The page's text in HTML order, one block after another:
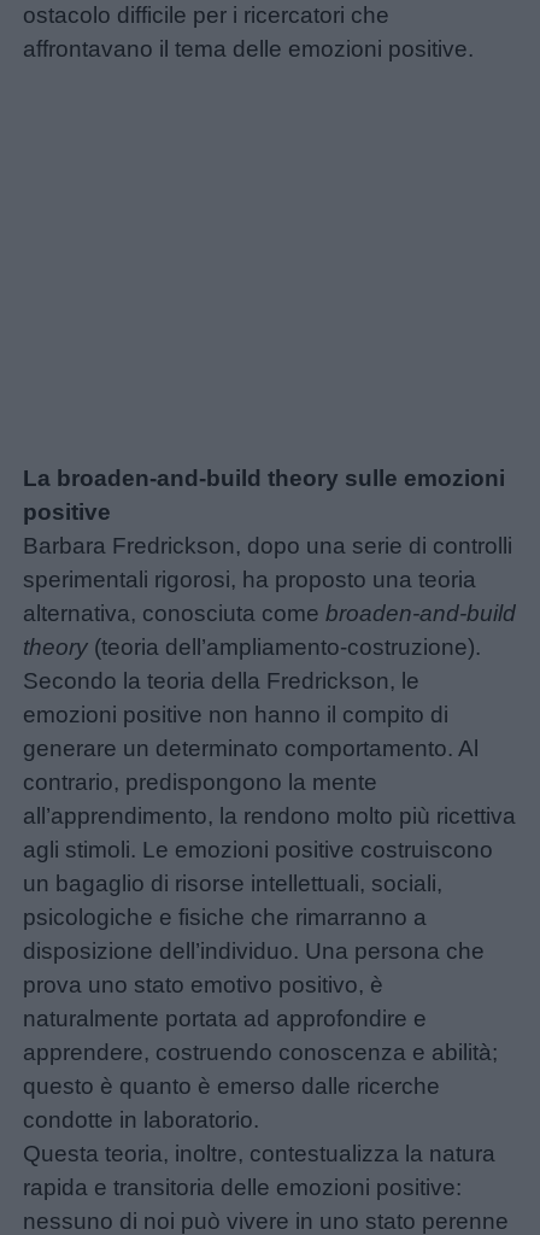
Menu
Schede
didattiche
Disegni
da
colorare
Storie
per
bambini
Feste
e
giornate
ostacolo difficile per i ricercatori che
affrontavano il tema delle emozioni positive.
La broaden-and-build theory sulle emozioni
positive
Barbara Fredrickson, dopo una serie di controlli
sperimentali rigorosi, ha proposto una teoria
alternativa, conosciuta comebroaden-and-build
theory (teoria dell’ampliamento-costruzione).
Secondo la teoria della Fredrickson, le
emozioni positive non hanno il compito di
generare un determinato comportamento. Al
contrario, predispongono la mente
all’apprendimento, la rendono molto più ricettiva
agli stimoli. Le emozioni positive costruiscono
un bagaglio di risorse intellettuali, sociali,
psicologiche e fisiche che rimarranno a
disposizione dell’individuo. Una persona che
prova uno stato emotivo positivo, è
naturalmente portata ad approfondire e
apprendere, costruendo conoscenza e abilità;
questo è quanto è emerso dalle ricerche
condotte in laboratorio.
Questa teoria, inoltre, contestualizza la natura
rapida e transitoria delle emozioni positive:
nessuno di noi può vivere in uno stato perenne